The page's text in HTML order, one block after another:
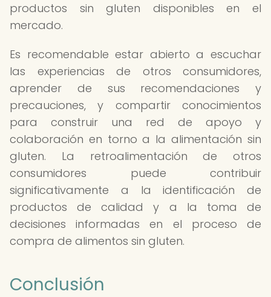
productos sin gluten disponibles en el
mercado.
Es recomendable estar abierto a escuchar
las experiencias de otros consumidores,
aprender de sus recomendaciones y
precauciones, y compartir conocimientos
para construir una red de apoyo y
colaboración en torno a la alimentación sin
gluten. La retroalimentación de otros
consumidores puede contribuir
significativamente a la identificación de
productos de calidad y a la toma de
decisiones informadas en el proceso de
compra de alimentos sin gluten.
Conclusión